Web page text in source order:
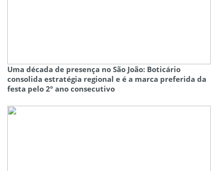
Uma década de presença no São João: Boticário
consolida estratégia regional e é a marca preferida da
festa pelo 2º ano consecutivo